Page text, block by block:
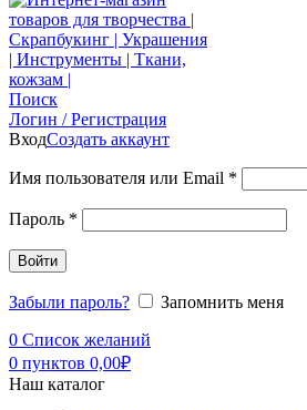
Поиск
Логин / Регистрация
ВходСоздать аккаунт
Имя пользователя или Email *
Пароль *
Войти
Забыли пароль?
Запомнить меня
0 Список желаний
0 пунктов 0,00₽
Наш каталог